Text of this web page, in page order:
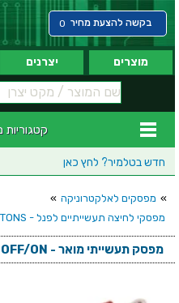
בקשה להצעת מחיר 0
מוצרים יצרנים
קטגוריות
חדש בטלמיר? לחץ כאן
» מפסקים לאלקטרוניקה »
מפסקי לחיצה תעשייתיים לפנל - INDUSTRIAL PUSH BUTTONS
מפסק תעשייתי מואר - SPDT OFF/ON - עדשה אדומה / מרובעת